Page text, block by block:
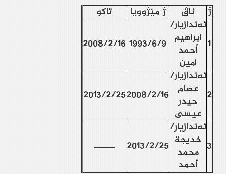
ژ
ناڤ ژ مێژوویا تاكو
1
ئه‌ندازیار/
ابراهيم
أحمد
امين
1993/6/9
2008/2/16
2
ئه‌ندازیار/
عصام
حيدر
عيسى
2008/2/16
2013/2/25
3
ئه‌ندازیار/
خديجة
محمد
أحمد
2013/2/25 ــــــــــ